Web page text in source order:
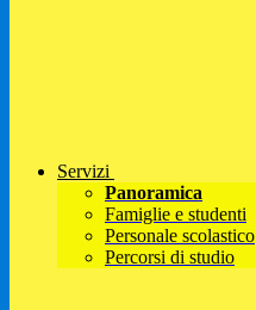
Servizi
Panoramica
Famiglie e studenti
Personale scolastico
Percorsi di studio